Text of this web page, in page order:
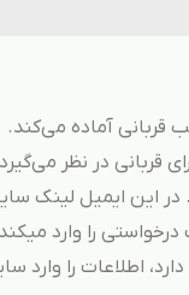
قربانی آماده می‌کند.
قربانی در نظر
در این ایمیل لینک
را وارد
اطلاعات را وارد